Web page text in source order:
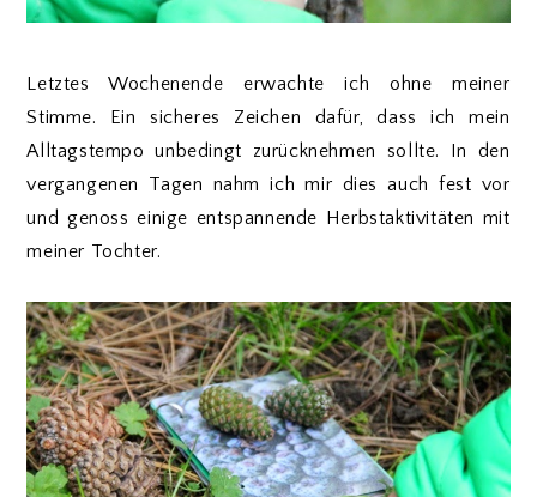
Letztes Wochenende erwachte ich ohne meiner
Stimme. Ein sicheres Zeichen dafür, dass ich mein
Alltagstempo unbedingt zurücknehmen sollte. In den
vergangenen Tagen nahm ich mir dies auch fest vor
und genoss einige entspannende Herbstaktivitäten mit
meiner Tochter.